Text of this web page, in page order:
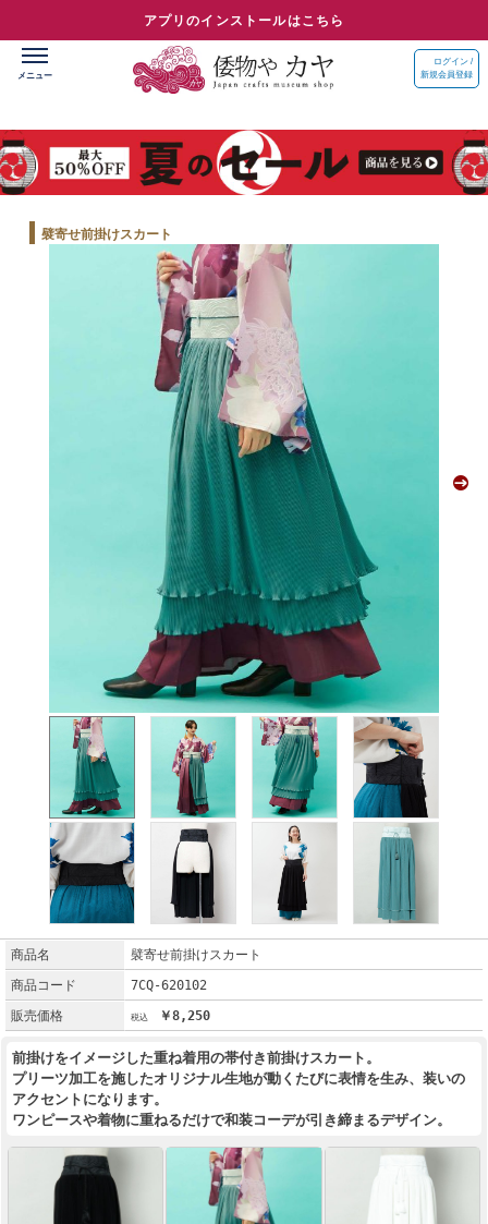
アプリのインストールはこちら
ログイン /
新規会員登録
襞寄せ前掛けスカート
商品名
襞寄せ前掛けスカート
商品コード
7CQ-620102
販売価格
￥8,250
前掛けをイメージした重ね着用の帯付き前掛けスカート。
プリーツ加工を施したオリジナル生地が動くたびに表情を生み、装いの
アクセントになります。
ワンピースや着物に重ねるだけで和装コーデが引き締まるデザイン。